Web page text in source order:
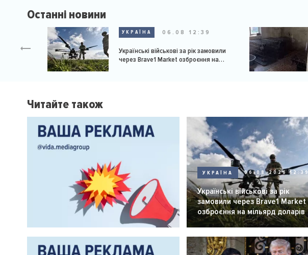
Останні новини
УКРАЇНА 06.08 12:39
Українські військові за рік замовили
через Brave1 Market озброєння на
Читайте також
УКРАЇНА 06.08.2026 12:39
Українські військові за рік
замовили через Brave1 Market
озброєння на мільярд доларів